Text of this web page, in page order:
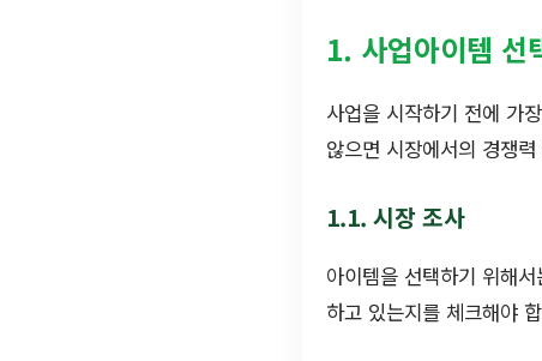
1. 사업아이템 선
사업을 시작하기 전에 가
않으면 시장에서의 경쟁
1.1. 시장 조사
아이템을 선택하기 위해
하고 있는지를 체크해야